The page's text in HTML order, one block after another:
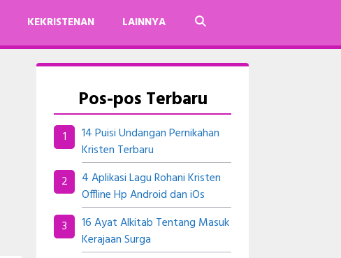
KEKRISTENAN LAINNYA
Pos-pos Terbaru
14 Puisi Undangan Pernikahan
Kristen Terbaru
4 Aplikasi Lagu Rohani Kristen
Offline Hp Android dan iOs
16 Ayat Alkitab Tentang Masuk
Kerajaan Surga